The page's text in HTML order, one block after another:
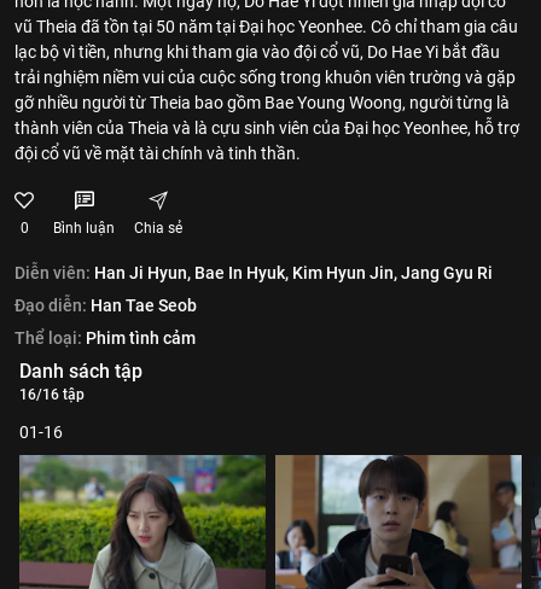
vũ Theia đã tồn tại 50 năm tại Đại học Yeonhee. Cô chỉ tham gia câu
lạc bộ vì tiền, nhưng khi tham gia vào đội cổ vũ, Do Hae Yi bắt đầu
trải nghiệm niềm vui của cuộc sống trong khuôn viên trường và gặp
gỡ nhiều người từ Theia bao gồm Bae Young Woong, người từng là
thành viên của Theia và là cựu sinh viên của Đại học Yeonhee, hỗ trợ
đội cổ vũ về mặt tài chính và tinh thần.
0 Bình luận Chia sẻ
Diễn viên: Han Ji Hyun, Bae In Hyuk, Kim Hyun Jin,Jang Gyu Ri
Đạo diễn: Han Tae Seob
Thể loại: Phim tình cảm
Danh sách tập
16/16 tập
01-16